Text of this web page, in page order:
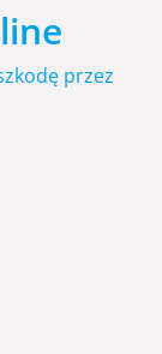
przez